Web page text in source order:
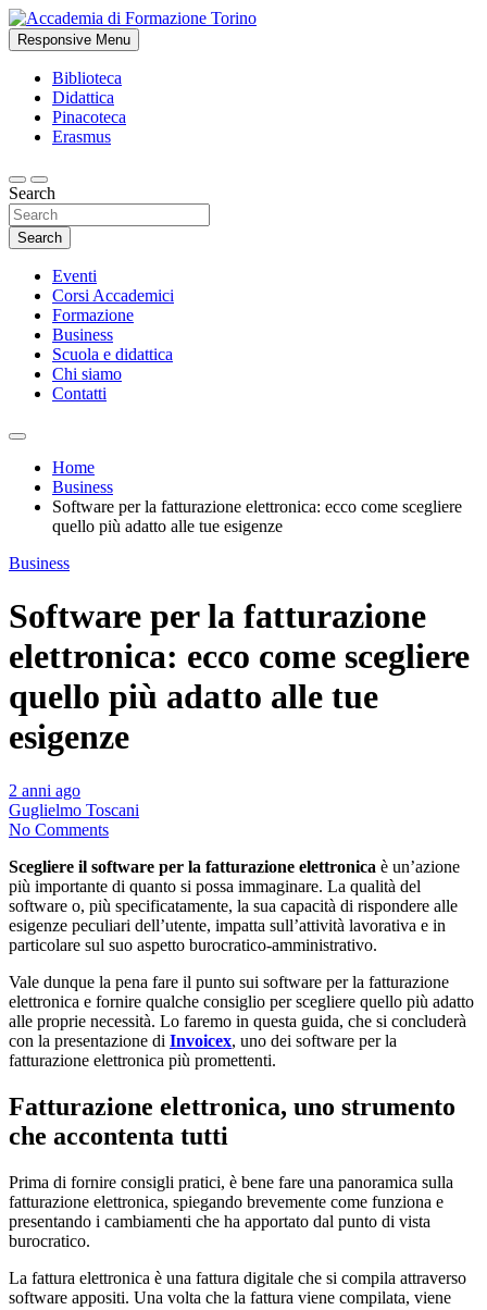
Skip
to
content
Studi accademici e corsi di formazione
Responsive Menu
Biblioteca
Didattica
Pinacoteca
Erasmus
Search
Search
Eventi
Corsi Accademici
Formazione
Business
Scuola e didattica
Chi siamo
Contatti
Home
Business
Software per la fatturazione elettronica: ecco come scegliere
quello più adatto alle tue esigenze
Business
Software per la fatturazione
elettronica: ecco come scegliere
quello più adatto alle tue
esigenze
2 anni ago
Guglielmo Toscani
No Comments
Scegliere il software per la fatturazione elettronica è un’azione
più importante di quanto si possa immaginare. La qualità del
software o, più specificatamente, la sua capacità di rispondere alle
esigenze peculiari dell’utente, impatta sull’attività lavorativa e in
particolare sul suo aspetto burocratico-amministrativo.
Vale dunque la pena fare il punto sui software per la fatturazione
elettronica e fornire qualche consiglio per scegliere quello più adatto
alle proprie necessità. Lo faremo in questa guida, che si concluderà
con la presentazione di Invoicex, uno dei software per la
fatturazione elettronica più promettenti.
Fatturazione elettronica, uno strumento
che accontenta tutti
Prima di fornire consigli pratici, è bene fare una panoramica sulla
fatturazione elettronica, spiegando brevemente come funziona e
presentando i cambiamenti che ha apportato dal punto di vista
burocratico.
La fattura elettronica è una fattura digitale che si compila attraverso
software appositi. Una volta che la fattura viene compilata, viene